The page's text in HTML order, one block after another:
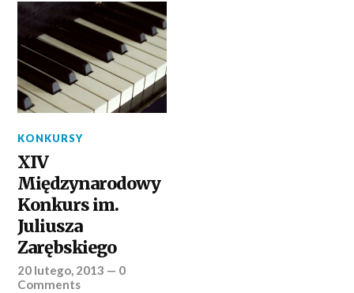
KONKURSY
XIV
Międzynarodowy
Konkurs im.
Juliusza
Zarębskiego
20 lutego, 2013 — 0
Comments